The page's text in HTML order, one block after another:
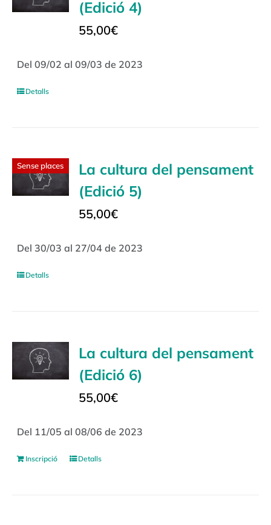
(Edició 4)
55,00€
Del 09/02 al 09/03 de 2023
Detalls
Sense places
La cultura del pensament
(Edició 5)
55,00€
Del 30/03 al 27/04 de 2023
Detalls
La cultura del pensament
(Edició 6)
55,00€
Del 11/05 al 08/06 de 2023
Inscripció Detalls